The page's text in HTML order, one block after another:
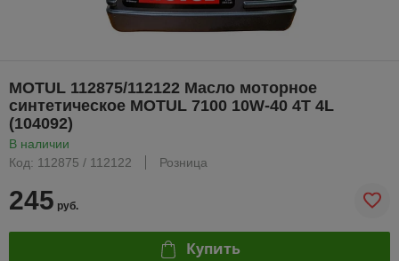
MOTUL 112875/112122 Масло моторное
синтетическое MOTUL 7100 10W-40 4T 4L
(104092)
В наличии
Код: 112875 / 112122
Розница
245 руб.
Купить